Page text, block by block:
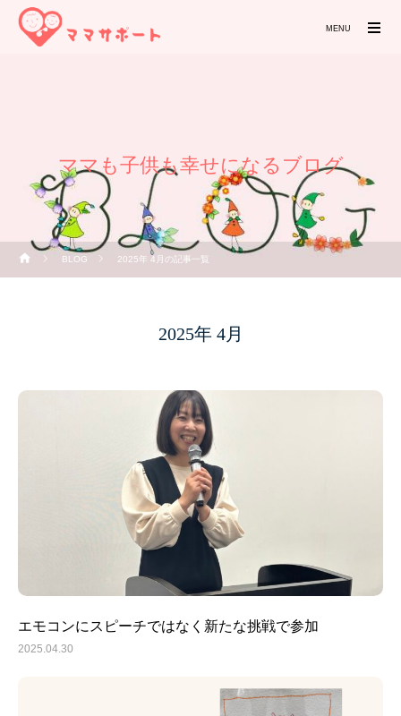
ママも子供も幸せになるブログ
BLOG 2025年 4月の記事一覧
2025年 4月
エモコンにスピーチではなく新たな挑戦で参加
2025.04.30
MENU